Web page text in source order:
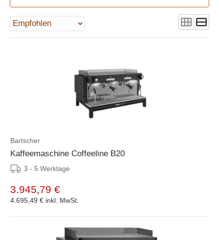
Bartscher
Kaffeemaschine Coffeeline B20
3 - 5 Werktage
3.945,79 €
4.695,49 € inkl. MwSt.